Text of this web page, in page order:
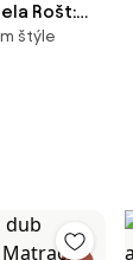
Rošt:
štýle